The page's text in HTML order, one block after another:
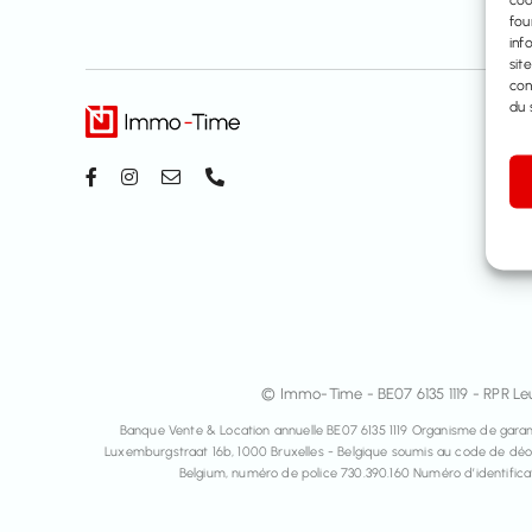
du
© Immo-Time - BE07 6135 1119 - RPR
Banque Vente & Location annuelle BE07 6135 1119 Organisme de
Luxemburgstraat 16b, 1000 Bruxelles - Belgique soumis au code de
Belgium, numéro de police 730.390.160 Numéro